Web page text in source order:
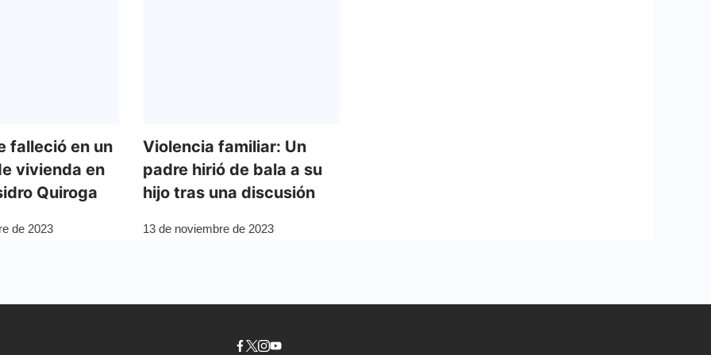
falleció en un
vivienda en
Quiroga
de 2023
Violencia familiar: Un
padre hirió de bala a su
hijo tras una discusión
13 de noviembre de 2023